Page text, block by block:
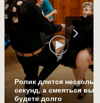
Ролик длится
секунд, а смеяться вы
будете долго